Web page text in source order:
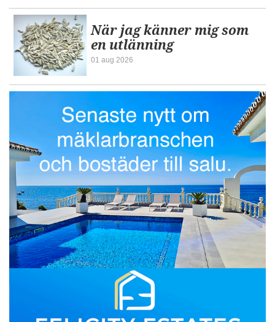
När jag känner mig som
en utlänning
01 aug 2026